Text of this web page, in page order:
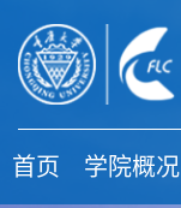
首页 学院概况